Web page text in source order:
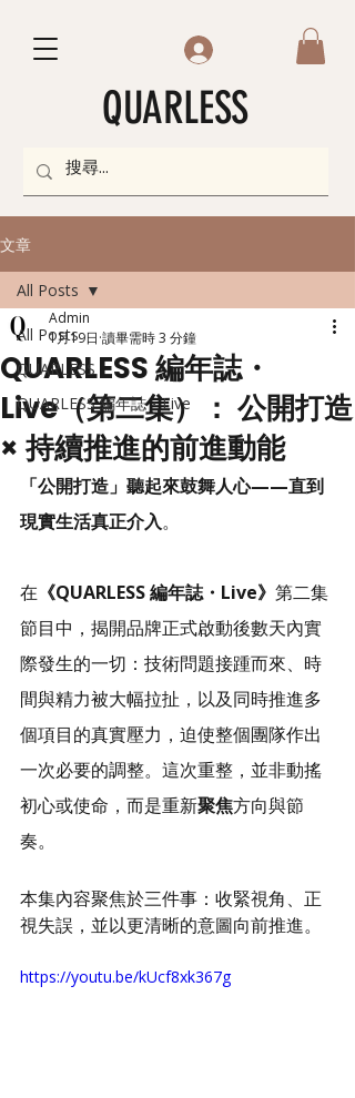
QUARLESS
文章
All Posts
QUARLESS
QUARLESS 編年誌・Live
All Posts
QUARLESS 編年誌・
Live（第二集）： 公開打造
× 持續推進的前進動能
Admin
1月19日 讀畢需時 3 分鐘
「公開打造」聽起來鼓舞人心——直到
現實生活真正介入。
在 《QUARLESS 編年誌・Live》 第二集
節目中，揭開品牌正式啟動後數天內實
際發生的一切：技術問題接踵而來、時
間與精力被大幅拉扯，以及同時推進多
個項目的真實壓力，迫使整個團隊作出
一次必要的調整。這次重整，並非動搖
初心或使命，而是重新聚焦方向與節
奏。
本集內容聚焦於三件事：收緊視角、正
視失誤，並以更清晰的意圖向前推進。
https://youtu.be/kUcf8xk367g